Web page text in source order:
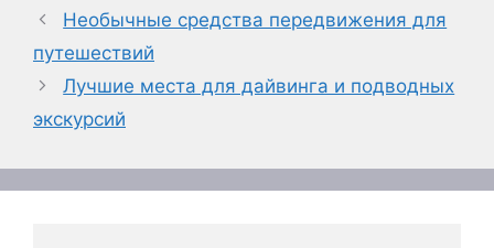
Необычные средства передвижения для
путешествий
Лучшие места для дайвинга и подводных
экскурсий